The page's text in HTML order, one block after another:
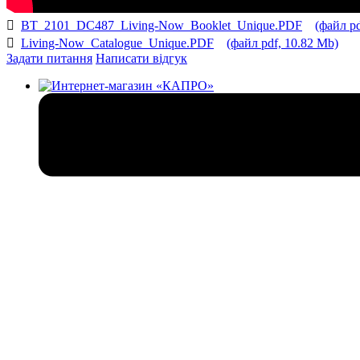
BT_2101_DC487_Living-Now_Booklet_Unique.PDF
(файл
Living-Now_Catalogue_Unique.PDF
(файл pdf, 10.82 Mb)
Задати питання Написати відгук